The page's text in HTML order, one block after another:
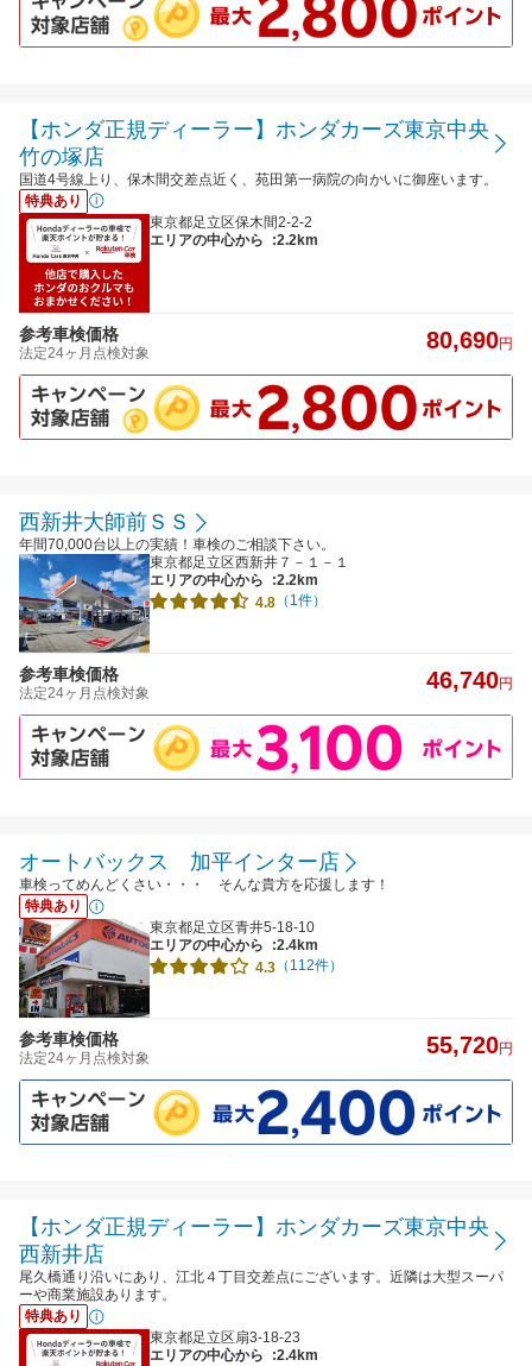
【ホンダ正規ディーラー】ホンダカーズ東京中央
竹の塚店
国道4号線上り、保木間交差点近く、苑田第一病院の向かいに御座います。
特典あり
東京都足立区保木間2-2-2
エリアの中心から
:2.2km
参考車検価格
法定24ヶ月点検対象 80,690円
西新井大師前ＳＳ
年間70,000台以上の実績！車検のご相談下さい。
東京都足立区西新井７－１－１
エリアの中心から
:2.2km
4.8 （1件）
参考車検価格
法定24ヶ月点検対象 46,740円
オートバックス 加平インター店
車検ってめんどくさい・・・ そんな貴方を応援します！
特典あり
東京都足立区青井5-18-10
エリアの中心から
:2.4km
4.3 （112件）
参考車検価格
法定24ヶ月点検対象 55,720円
【ホンダ正規ディーラー】ホンダカーズ東京中央
西新井店
尾久橋通り沿いにあり、江北４丁目交差点にございます。近隣は大型スーパ
ーや商業施設あります。
特典あり
東京都足立区扇3-18-23
エリアの中心から
:2.4km